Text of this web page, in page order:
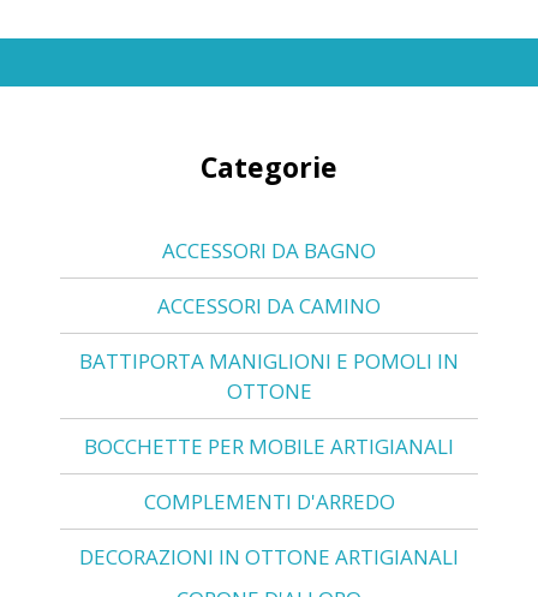
Categorie
ACCESSORI DA BAGNO
ACCESSORI DA CAMINO
BATTIPORTA MANIGLIONI E POMOLI IN
OTTONE
BOCCHETTE PER MOBILE ARTIGIANALI
COMPLEMENTI D'ARREDO
DECORAZIONI IN OTTONE ARTIGIANALI